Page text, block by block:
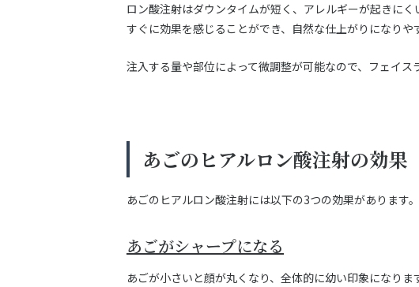
ロン酸注射はダウンタイムが短く、アレルギーが起きに
すぐに効果を感じることができ、自然な仕上がりになりや
注入する量や部位によって微調整が可能なので、フェイス
あごのヒアルロン酸注射の効果
あごのヒアルロン酸注射には以下の3つの効果があります。
あごがシャープになる
あごが小さいと顔が丸くなり、全体的に幼い印象になり